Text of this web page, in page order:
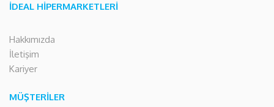
İDEAL HİPERMARKETLERİ
Hakkımızda
İletişim
Kariyer
MÜŞTERİLER